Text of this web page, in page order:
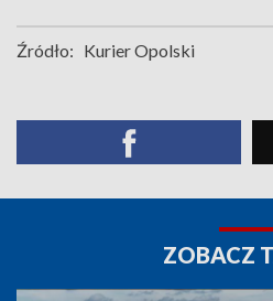
Źródło: Kurier Opolski
ZOBACZ